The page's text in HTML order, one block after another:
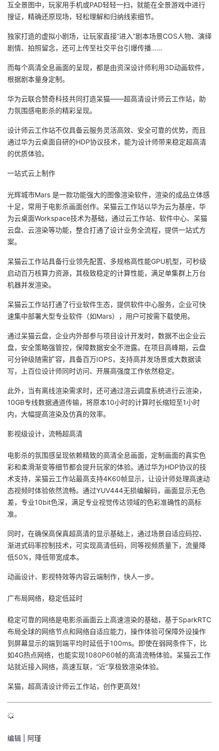
动
关
注
证
实
验
的
收
藏
持
建
议
互全景图中，玩家用手机或PAD轻轻一扫，就能在全景游戏中进行
搜证，精确还原现场，轻松理解和归纳线索细节。
独家打造的虚拟小剧场，让玩家直接“进入”剧本场景COS人物、演绎
剧情、拍照留念，还可上传至社交平台引爆传播……
而每个高清全息画面的呈现，都是由资深设计师利用3D动画软件，
根据剧本量身定制。
华为云联合赞奇科技共同打造呆猫——超高清设计师云工作站，助
力氛围感电影杀的精彩呈现。
设计师云工作站不仅具备云服务灵活高效、安全可靠的优势，而且
通过华为云桌面自研的HDP协议技术，能为设计师带来稳定超高清
的优质体验。
一站式云上制作
光辉城市Mars 是一款功能强大的图像渲染软件，渲染的成品立体感
十足，常用于电影杀画面创作。呆猫云工作站以华为云为基座，华
为云桌面Workspace技术为基础，通过云工作站、软件中心、呆猫
云盘、云渲染等功能，整合打通了设计业务全流程，提供一站式方
案。
呆猫云工作站具备行业领先配置、多规格高性能GPU机型，可秒级
启动百万核算力资源，其极致稳定的计算性能，满足单集群上万台
机器并发渲染。
呆猫云工作站打通了行业软件生态，提供软件中心服务，企业可快
速集中部署大型专业软件（如Mars），用户可按需下载使用。
通过呆猫云盘，企业内外部参与项目设计开发时，数据不出企业云
盘，安全策略强管控，保障数据安全不泄露。在项目高峰期，云盘
可分钟级随需扩容，具备百万IOPS，支持高并发场景或大数据读
写，上百位设计师同时访问、开展高强度工作依然稳定。
此外，当有离线渲染需求时，还可通过渲云调度系统进行云渲染，
10GB专线数据通道传输，将原本10小时的计算时长缩短至1小时
内，大幅提高渲染及仿真的效率。
影视级设计，流畅超高清
电影杀的氛围感呈现依赖精致的高清全息画面，定制画面的真实色
彩和柔滑渐变等细节都会提升玩家的体验。通过华为HDP协议的技
术支持，呆猫云工作站最高支持4K60帧显示，让设计师处理高速动
态视频时体验依然流畅。通过YUV444无损编解码，画面显示无色
差，专业10bit色深，满足专业视觉传达领域的色彩准确性的高标
准。
同时，在确保高保真超高清的显示基础上，通过场景自适应码控、
渐进式码率控制技术，可实现高清低码，同等视频质量下，流量降
低50%，降低带宽成本。
动画设计、影视特效等内容云端制作，快人一步。
广布局网络，稳定低延时
稳定可靠的网络是电影杀画面云上高速渲染的基础，基于SparkRTC
布局全球的网络节点和网络自适应能力，操作体验可保障外设操作
到屏幕显示的端到端平均时延低于100ms。即使在弱网条件下，比
如4G热点网络，也能实现1080P60帧的高清流畅体验。呆猫云工作
站就近接入网络，高速互联，“近”享极致渲染体验。
呆猫，超高清设计师云工作站，创作更高效！
编辑 | 阿瑾